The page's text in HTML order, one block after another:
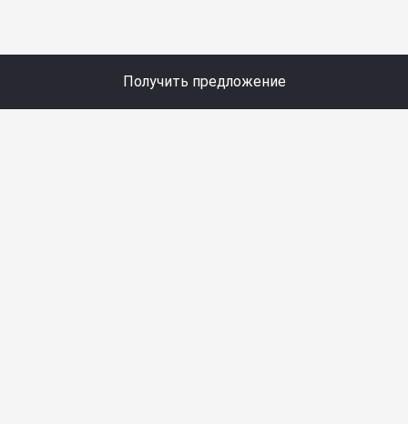
Получить предложение